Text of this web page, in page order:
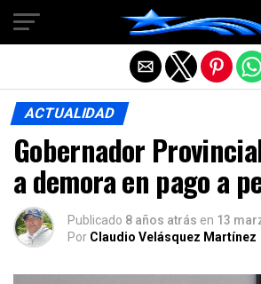
ACTUALIDAD
Gobernador
a demora en pago a
Publicado 8 años atrás en 13
Por Claudio Velásquez Martínez
Salir de la versión